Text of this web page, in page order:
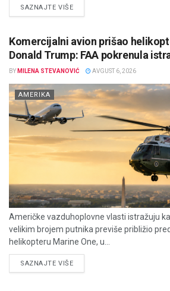
SAZNAJTE VIŠEDETAILS
Komercijalni avion prišao
Donald Trump: FAA pokrenula
BY MILENA STEVANOVIĆ AVGUST 6, 2026
AMERIKA
Američke vazduhoplovne vlasti istražuju
velikim brojem putnika previše približio
helikopteru Marine One, u...
SAZNAJTE VIŠEDETAILS